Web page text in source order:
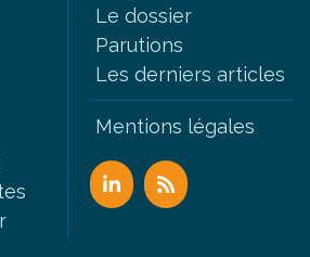
Le dossier
Parutions
Les derniers articles
Mentions légales